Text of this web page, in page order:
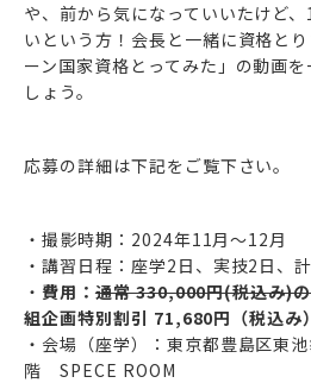
や、前から気になっていいたけど
いという方！会長と一緒に資格と
ーン国家資格とってみた」の動画
しょう。
応募の詳細は下記をご覧下さい。
・撮影時期：2024年11月～12月
・講習日程：座学2日、実技2日、計
・ 費用：通常 330,000円(税込み)
組企画特別割引 71,680円（税込み）
・会場（座学）：東京都豊島区
階 SPECE ROOM